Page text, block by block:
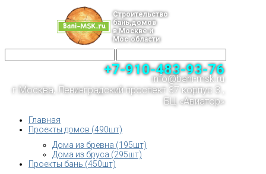
Строительство
бань,домов
в Москве и
Мос.области
+7-910-483-93-76
info@bani-msk.ru
г.Москва, Ленинградский проспект 37 корпус 3 ,
БЦ «Авиатор»
Главная
Проекты домов (490шт)
Дома из бревна (195шт)
Дома из бруса (295шт)
Проекты бань (450шт)